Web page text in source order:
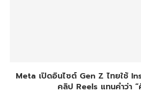
Meta เปิดอินไซต์ Gen Z ไทยใช้
คลิป Reels แทนคำว่า